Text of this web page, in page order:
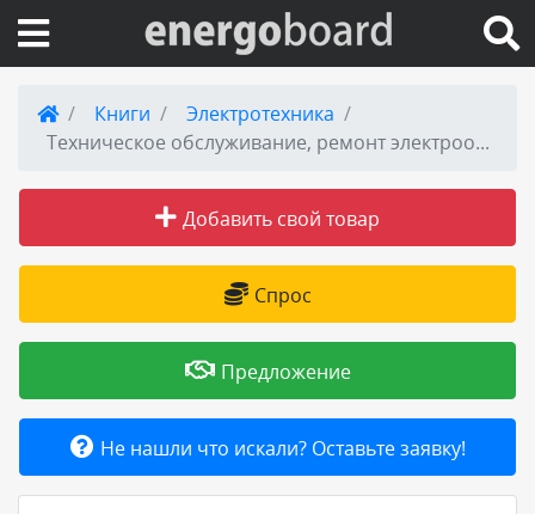
Вход на сайт
Публикации
Товары и услуги
Добавить товар или услугу
Книги
Электротехника
Техническое обслуживание, ремонт электрооборудования и сетей промышленных предприятий
Добавить свой товар
Спрос
Предложение
Не нашли что искали? Оставьте заявку!